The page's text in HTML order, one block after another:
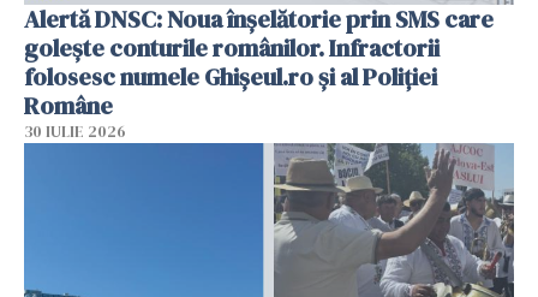
Alertă DNSC: Noua înșelătorie prin SMS care
golește conturile românilor. Infractorii
folosesc numele Ghișeul.ro și al Poliției
Române
30 IULIE 2026